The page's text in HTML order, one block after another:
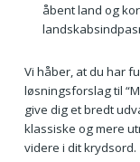
åbent land og
Vi håber, at du har
løsningsforslag til
give dig et bredt
klassiske og mere
videre i dit krydsord.